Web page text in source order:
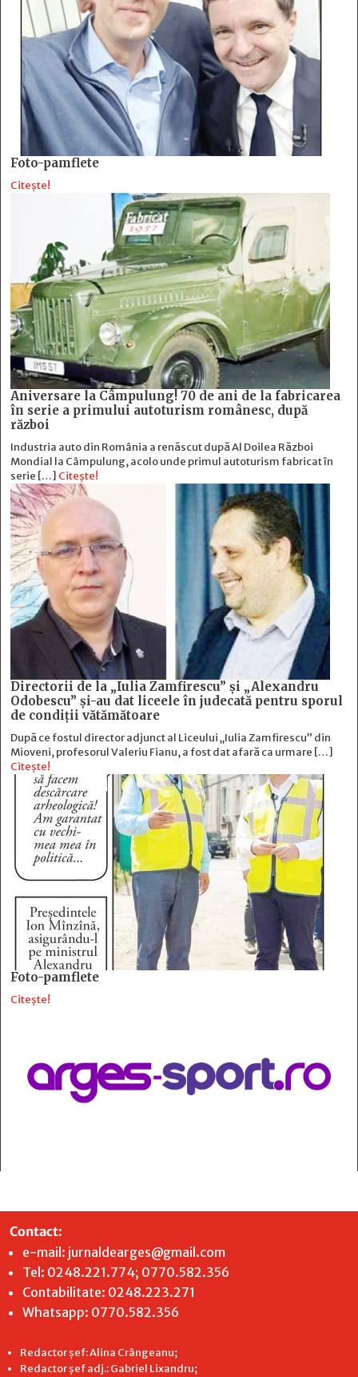
Foto-pamflete
Citește!
Aniversare la Câmpulung! 70 de ani de la fabricarea
în serie a primului autoturism românesc, după
război
Industria auto din România a renăscut după Al Doilea Război
Mondial la Câmpulung, acolo unde primul autoturism fabricat în
serie […] Citește!
Directorii de la „Iulia Zamfirescu” și „Alexandru
Odobescu” și-au dat liceele în judecată pentru sporul
de condiții vătămătoare
După ce fostul director adjunct al Liceului „Iulia Zamfirescu” din
Mioveni, profesorul Valeriu Fianu, a fost dat afară ca urmare […]
Citește!
Foto-pamflete
Citește!
Contact:
e-mail: jurnaldearges@gmail.com
Tel: 0248.221.774; 0770.582.356
Contabilitate: 0248.223.271
Whatsapp: 0770.582.356
Redactor șef: Alina Crângeanu;
Redactor șef adj.: Gabriel Lixandru;